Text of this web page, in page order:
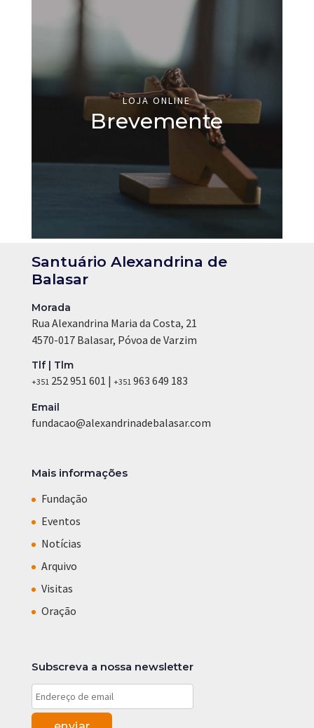
LOJA ONLINE
Brevemente
Santuário Alexandrina de
Balasar
Morada
Rua Alexandrina Maria da Costa, 21
4570-017 Balasar, Póvoa de Varzim
Tlf | Tlm
+351 252 951 601 | +351 963 649 183
Email
fundacao@alexandrinadebalasar.com
Mais informações
Fundação
Eventos
Notícias
Arquivo
Visitas
Oração
Subscreva a nossa newsletter